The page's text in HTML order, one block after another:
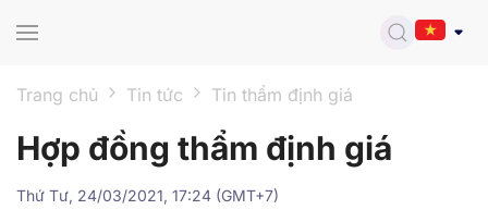
Trang chủ Tin tức Tin thẩm định giá
Hợp đồng thẩm định giá
Thứ Tư, 24/03/2021, 17:24 (GMT+7)